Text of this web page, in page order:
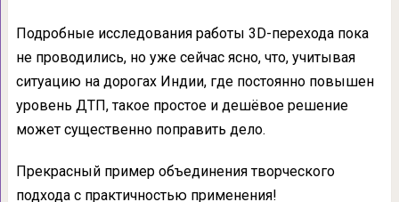
Подробные исследования работы 3D-перехода пока
не проводились, но уже сейчас ясно, что, учитывая
ситуацию на дорогах Индии, где постоянно повышен
уровень ДТП, такое простое и дешёвое решение
может существенно поправить дело.
Прекрасный пример объединения творческого
подхода с практичностью применения!